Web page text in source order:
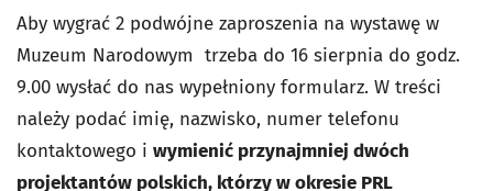
Aby wygrać 2 podwójne zaproszenia na wystawę w
Muzeum Narodowym trzeba do 16 sierpnia do godz.
9.00 wysłać do nas wypełniony formularz. W treści
należy podać imię, nazwisko, numer telefonu
kontaktowego i wymienić przynajmniej dwóch
projektantów polskich, którzy w okresie PRL